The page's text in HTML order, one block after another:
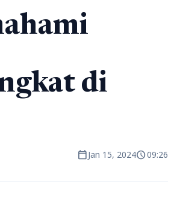
di
calendar_todayJan 15, 2024schedule09:26